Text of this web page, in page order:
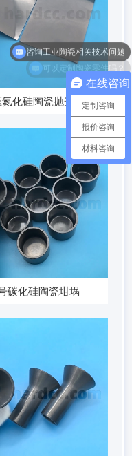
化硅陶瓷抛光片
碳化硅陶瓷坩埚
在线咨询
定制咨询
报价咨询
材料咨询
可以定制陶瓷零件吗？
咨询工业陶瓷相关技术问题